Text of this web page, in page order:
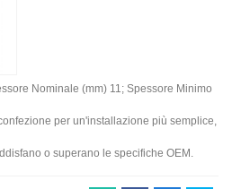
Nominale (mm) 11; Spessore Minimo
per un'installazione più semplice,
o superano le specifiche OEM.